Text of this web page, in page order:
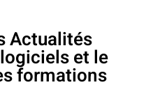
Actualités
et le
formations